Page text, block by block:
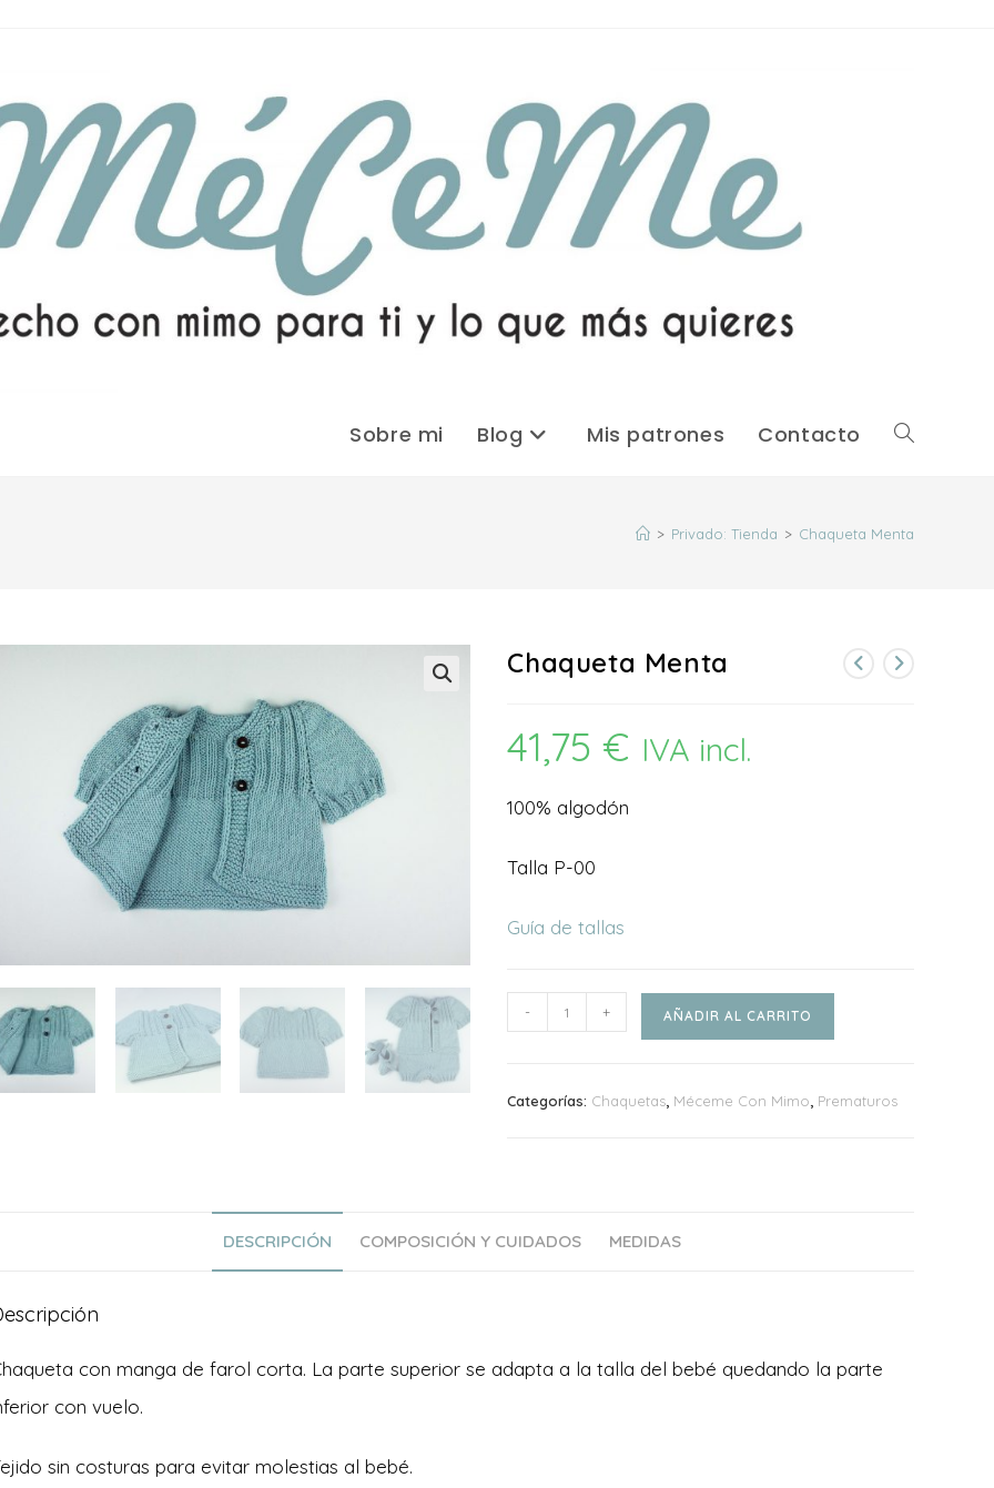
Sobre mi Blog Mis patrones Contacto Alternar
> Privado: Tienda > Chaqueta Menta
Chaqueta Menta
41,75€ IVA incl.
100% algodón
Talla P-00
Guía de tallas
Chaqueta
Menta
- + AÑADIR AL CARRITO
Categorías: Chaquetas Méceme Con Mimo Prematuros
DESCRIPCIÓN COMPOSICIÓN Y CUIDADOS MEDIDAS
con manga de farol corta. La parte superior se adapta a la talla del bebé quedando la parte
con vuelo.
sin costuras para evitar molestias al bebé.